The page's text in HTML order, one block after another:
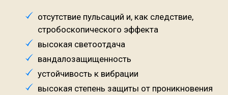
отсутствие пульсаций и, как следствие,
стробоскопического эффекта
высокая светоотдача
вандалозащищенность
устойчивость к вибрации
высокая степень защиты от проникновения